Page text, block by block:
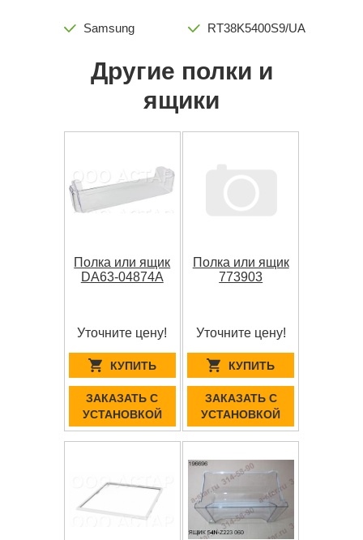
Samsung RT38K5400S9/UA
Другие полки и
ящики
Полка или ящик
DA63-04874A
Уточните цену!
КУПИТЬ
ЗАКАЗАТЬ С
УСТАНОВКОЙ
Полка или ящик
773903
Уточните цену!
КУПИТЬ
ЗАКАЗАТЬ С
УСТАНОВКОЙ